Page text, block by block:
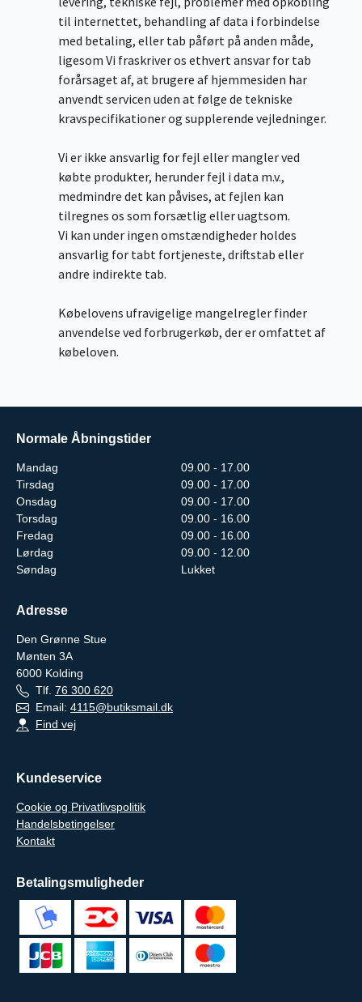
til internettet, behandling af data i forbindelse
med betaling, eller tab påført på anden måde,
ligesom Vi fraskriver os ethvert ansvar for tab
forårsaget af, at brugere af hjemmesiden har
anvendt servicen uden at følge de tekniske
kravspecifikationer og supplerende vejledninger.
Vi er ikke ansvarlig for fejl eller mangler ved
købte produkter, herunder fejl i data m.v.,
medmindre det kan påvises, at fejlen kan
tilregnes os som forsætlig eller uagtsom.
Vi kan under ingen omstændigheder holdes
ansvarlig for tabt fortjeneste, driftstab eller
andre indirekte tab.
Købelovens ufravigelige mangelregler finder
anvendelse ved forbrugerkøb, der er omfattet af
købeloven.
Normale Åbningstider
Mandag
09.00 - 17.00
Tirsdag
09.00 - 17.00
Onsdag
09.00 - 17.00
Torsdag
09.00 - 16.00
Fredag
09.00 - 16.00
Lørdag
09.00 - 12.00
Søndag
Lukket
Adresse
Den Grønne Stue
Mønten 3A
6000 Kolding
Tlf. 76 300 620
Email: 4115@butiksmail.dk
Find vej
Kundeservice
Cookie og Privatlivspolitik
Handelsbetingelser
Kontakt
Betalingsmuligheder